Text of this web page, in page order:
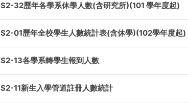
S2-32歷年各學系休學人數(含研究所)(101 學年度起)
S2-01歷年全校學生人數統計表(含休學)(102學年度起)
S2-13各學系轉學生報到人數
S2-11新生入學管道註冊人數統計